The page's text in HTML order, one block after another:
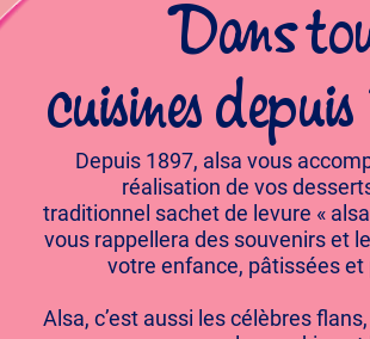
Dans
cuisines
Depuis 1897, alsa vous
réalisation de vos
traditionnel sachet de levure «
vous rappellera des souvenirs et
votre enfance, pâtissées et
Alsa, c’est aussi les célèbres